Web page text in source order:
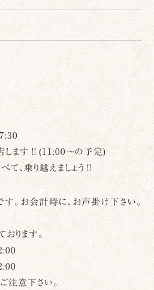
します‼️(11:00～の予定)
て、乗り越えましょう‼️
す。お会計時に、お声掛け下さい。
ります。
注意下さい。